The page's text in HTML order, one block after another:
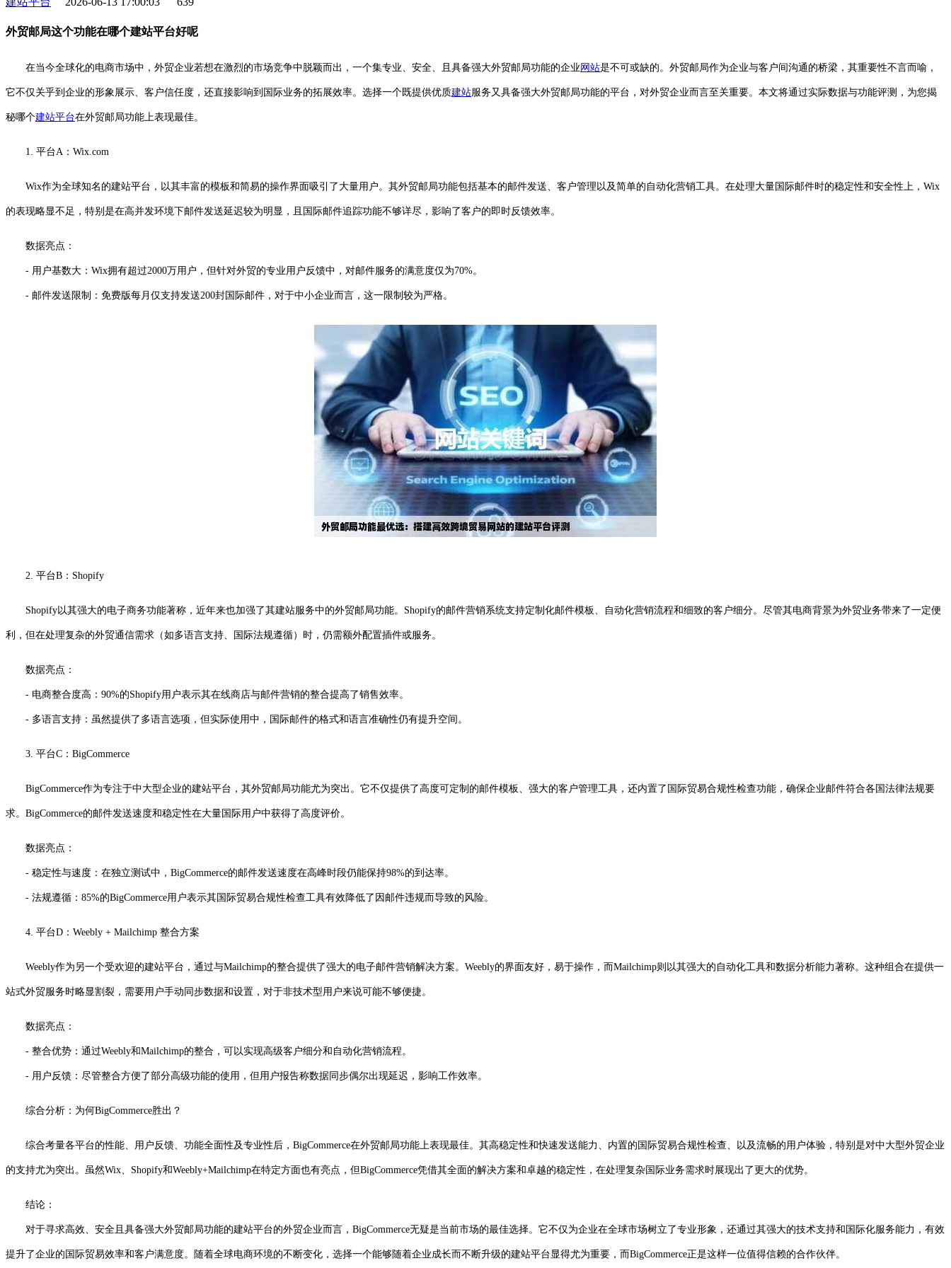
外贸邮局这个功能在哪个建站平台好呢
在当今全球化的电商市场中，外贸企业若想在激烈的市场竞争中脱颖而出，一个集专业、安全、且具备强大外贸邮局功能的企业 网站是不可或缺的。外贸邮局作为企业与客户间沟通的桥梁，其重要性不言而喻，
它不仅关乎到企业的形象展示、客户信任度，还直接影响到国际业务的拓展效率。选择一个既提供优质建站服务又具备强大外贸邮局功能的平台，对外贸企业而言至关重要。本文将通过实际数据与功能评测，为您揭
秘哪个建站平台在外贸邮局功能上表现最佳。
1. 平台A：Wix.com
Wix作为全球知名的建站平台，以其丰富的模板和简易的操作界面吸引了大量用户。其外贸邮局功能包括基本的邮件发送、客户管理以及简单的自动化营销工具。在处理大量国际邮件时的稳定性和安全性上，Wix
的表现略显不足，特别是在高并发环境下邮件发送延迟较为明显，且国际邮件追踪功能不够详尽，影响了客户的即时反馈效率。
数据亮点：
- 用户基数大：Wix拥有超过2000万用户，但针对外贸的专业用户反馈中，对邮件服务的满意度仅为70%。
- 邮件发送限制：免费版每月仅支持发送200封国际邮件，对于中小企业而言，这一限制较为严格。
2. 平台B：Shopify
Shopify以其强大的电子商务功能著称，近年来也加强了其建站服务中的外贸邮局功能。Shopify的邮件营销系统支持定制化邮件模板、自动化营销流程和细致的客户细分。尽管其电商背景为外贸业务带来了一定便
利，但在处理复杂的外贸通信需求（如多语言支持、国际法规遵循）时，仍需额外配置插件或服务。
数据亮点：
- 电商整合度高：90%的Shopify用户表示其在线商店与邮件营销的整合提高了销售效率。
- 多语言支持：虽然提供了多语言选项，但实际使用中，国际邮件的格式和语言准确性仍有提升空间。
3. 平台C：BigCommerce
BigCommerce作为专注于中大型企业的建站平台，其外贸邮局功能尤为突出。它不仅提供了高度可定制的邮件模板、强大的客户管理工具，还内置了国际贸易合规性检查功能，确保企业邮件符合各国法律法规要
求。BigCommerce的邮件发送速度和稳定性在大量国际用户中获得了高度评价。
数据亮点：
- 稳定性与速度：在独立测试中，BigCommerce的邮件发送速度在高峰时段仍能保持98%的到达率。
- 法规遵循：85%的BigCommerce用户表示其国际贸易合规性检查工具有效降低了因邮件违规而导致的风险。
4. 平台D：Weebly + Mailchimp 整合方案
Weebly作为另一个受欢迎的建站平台，通过与Mailchimp的整合提供了强大的电子邮件营销解决方案。Weebly的界面友好，易于操作，而Mailchimp则以其强大的自动化工具和数据分析能力著称。这种组合在提供一
站式外贸服务时略显割裂，需要用户手动同步数据和设置，对于非技术型用户来说可能不够便捷。
数据亮点：
- 整合优势：通过Weebly和Mailchimp的整合，可以实现高级客户细分和自动化营销流程。
- 用户反馈：尽管整合方便了部分高级功能的使用，但用户报告称数据同步偶尔出现延迟，影响工作效率。
综合分析：为何BigCommerce胜出？
综合考量各平台的性能、用户反馈、功能全面性及专业性后，BigCommerce在外贸邮局功能上表现最佳。其高稳定性和快速发送能力、内置的国际贸易合规性检查、以及流畅的用户体验，特别是对中大型外贸企业
的支持尤为突出。虽然Wix、Shopify和Weebly+Mailchimp在特定方面也有亮点，但BigCommerce凭借其全面的解决方案和卓越的稳定性，在处理复杂国际业务需求时展现出了更大的优势。
结论：
对于寻求高效、安全且具备强大外贸邮局功能的建站平台的外贸企业而言，BigCommerce无疑是当前市场的最佳选择。它不仅为企业在全球市场树立了专业形象，还通过其强大的技术支持和国际化服务能力，有效
提升了企业的国际贸易效率和客户满意度。随着全球电商环境的不断变化，选择一个能够随着企业成长而不断升级的建站平台显得尤为重要，而BigCommerce正是这样一位值得信赖的合作伙伴。